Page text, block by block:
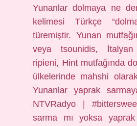
Yunanlar dolmaya ne
kelimesi Türkçe
türemiştir. Yunan
veya tsounidis, İtalyan
ripieni, Hint mutfağında
ülkelerinde mahshi olarak
Yunanlar yaprak
NTVRadyo |
sarma mı yoksa